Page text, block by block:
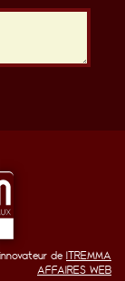
de ITREMMA
AFFAIRES WEB